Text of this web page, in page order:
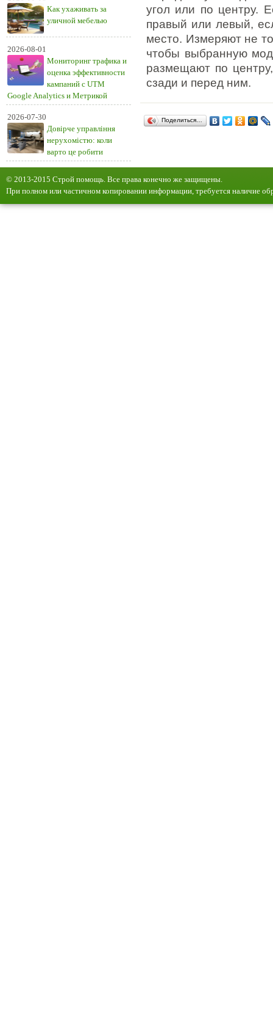
Как ухаживать за
уличной мебелью
2026-08-01
Мониторинг трафика и
оценка эффективности
кампаний с UTM
Google Analytics и Метрикой
2026-07-30
Довірче управління
нерухомістю: коли
варто це робити
угол или по центру.
правый или левый,
место. Измеряют не
чтобы выбранную
размещают по
сзади и перед ним.
Поделиться…
© 2013-2015 Строй помощь. Все права конечно же защищены.
При полном или частичном копировании информации, требуется наличие